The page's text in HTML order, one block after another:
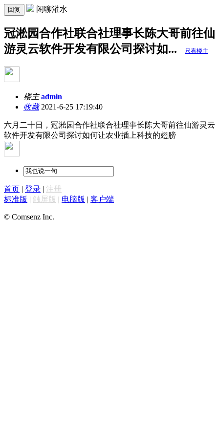
回复 闲聊灌水
冠淞园合作社联合社理事长陈大哥前往仙
游灵云软件开发有限公司探讨如...
只看楼主
楼主 admin
收藏2021-6-25 17:19:40
六月二十日，冠淞园合作社联合社理事长陈大哥前往仙游灵云
软件开发有限公司探讨如何让农业插上科技的翅膀
首页 | 登录 | 注册
标准版 | 触屏版 | 电脑版 | 客户端
© Comsenz Inc.